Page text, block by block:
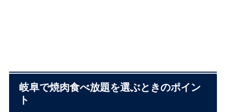
岐阜で焼肉食べ放題を選ぶときのポイン
ト